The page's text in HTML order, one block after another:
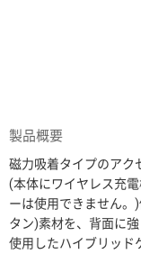
製品概要
磁力吸着タイプのアク
(本体にワイヤレス充
ーは使用できません。
タン)素材を、背面に
使用したハイブリッド